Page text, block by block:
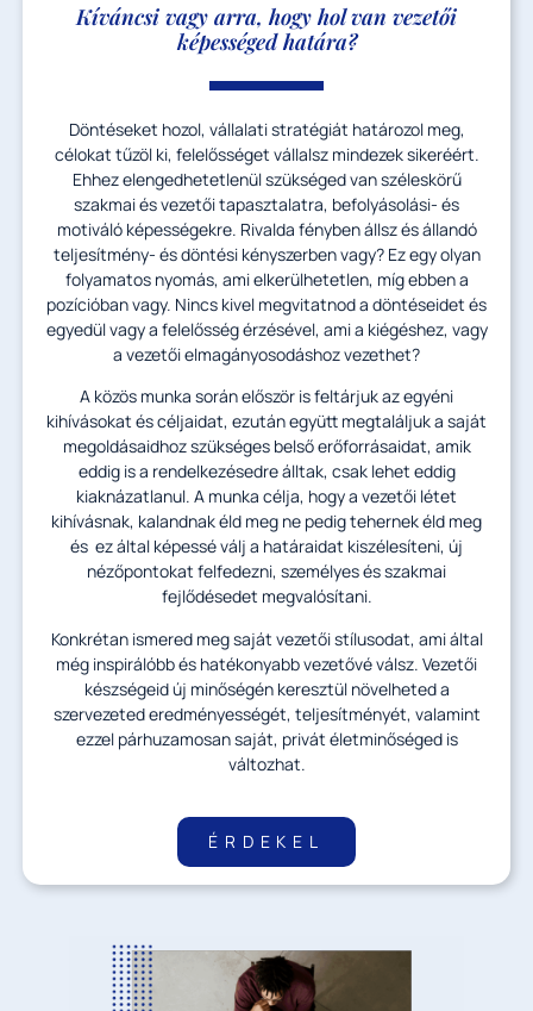
Kíváncsi vagy arra, hogy hol van vezetői
képességed határa?
Döntéseket hozol, vállalati stratégiát határozol meg,
célokat tűzöl ki, felelősséget vállalsz mindezek sikeréért.
Ehhez elengedhetetlenül szükséged van széleskörű
szakmai és vezetői tapasztalatra, befolyásolási- és
motiváló képességekre. Rivalda fényben állsz és állandó
teljesítmény- és döntési kényszerben vagy? Ez egy olyan
folyamatos nyomás, ami elkerülhetetlen, míg ebben a
pozícióban vagy. Nincs kivel megvitatnod a döntéseidet és
egyedül vagy a felelősség érzésével, ami a kiégéshez, vagy
a vezetői elmagányosodáshoz vezethet?
A közös munka során először is feltárjuk az egyéni
kihívásokat és céljaidat, ezután együtt megtaláljuk a saját
megoldásaidhoz szükséges belső erőforrásaidat, amik
eddig is a rendelkezésedre álltak, csak lehet eddig
kiaknázatlanul. A munka célja, hogy a vezetői létet
kihívásnak, kalandnak éld meg ne pedig tehernek éld meg
és ez által képessé válj a határaidat kiszélesíteni, új
nézőpontokat felfedezni, személyes és szakmai
fejlődésedet megvalósítani.
Konkrétan ismered meg saját vezetői stílusodat, ami által
még inspirálóbb és hatékonyabb vezetővé válsz. Vezetői
készségeid új minőségén keresztül növelheted a
szervezeted eredményességét, teljesítményét, valamint
ezzel párhuzamosan saját, privát életminőséged is
változhat.
ÉRDEKEL